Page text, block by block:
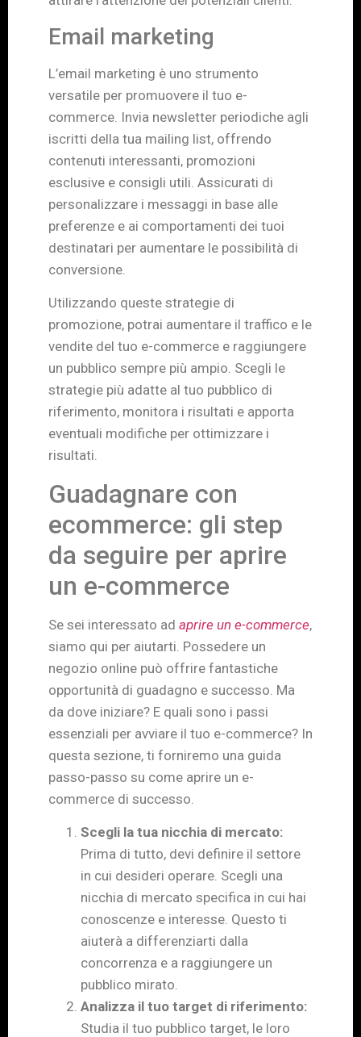
Email marketing
L’email marketing è uno strumento
versatile per promuovere il tuo e-
commerce. Invia newsletter periodiche agli
iscritti della tua mailing list, offrendo
contenuti interessanti, promozioni
esclusive e consigli utili. Assicurati di
personalizzare i messaggi in base alle
preferenze e ai comportamenti dei tuoi
destinatari per aumentare le possibilità di
conversione.
Utilizzando queste strategie di
promozione, potrai aumentare il traffico e le
vendite del tuo e-commerce e raggiungere
un pubblico sempre più ampio. Scegli le
strategie più adatte al tuo pubblico di
riferimento, monitora i risultati e apporta
eventuali modifiche per ottimizzare i
risultati.
Guadagnare con
ecommerce: gli step
da seguire per aprire
un e-commerce
Se sei interessato ad aprire un e-commerce,
siamo qui per aiutarti. Possedere un
negozio online può offrire fantastiche
opportunità di guadagno e successo. Ma
da dove iniziare? E quali sono i passi
essenziali per avviare il tuo e-commerce? In
questa sezione, ti forniremo una guida
passo-passo su come aprire un e-
commerce di successo.
Scegli la tua nicchia di mercato:
Prima di tutto, devi definire il settore
in cui desideri operare. Scegli una
nicchia di mercato specifica in cui hai
conoscenze e interesse. Questo ti
aiuterà a differenziarti dalla
concorrenza e a raggiungere un
pubblico mirato.
Analizza il tuo target di riferimento:
Studia il tuo pubblico target, le loro